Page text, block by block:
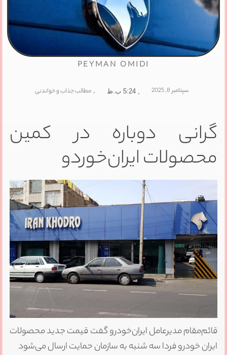
PEYMAN OMIDI
سپتامبر 8, 2025 5:24 ب.ظ , مطالب جذاب و خواندنی
گرانی دوباره در کمین
محصولات ایران‌خوردو
قائم‌مقام مدیرعامل ایران‌خودرو گفت قیمت‌ جدید محصولات
ایران خودرو فردا سه شنبه به سازمان حمایت ارسال می‌شود